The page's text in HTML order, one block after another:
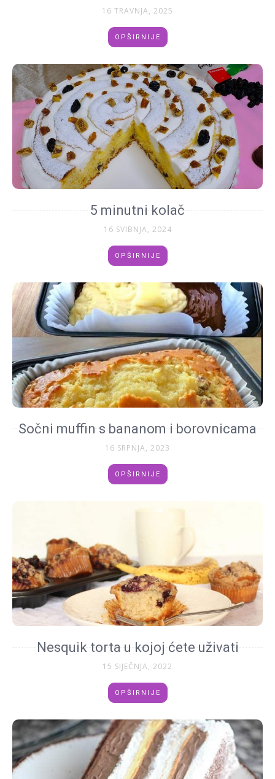
16 TRAVNJA, 2025
OPŠIRNIJE
5 minutni kolač
16 SVIBNJA, 2024
OPŠIRNIJE
Sočni muffin s bananom i borovnicama
16 SRPNJA, 2023
OPŠIRNIJE
Nesquik torta u kojoj ćete uživati
15 SIJEČNJA, 2022
OPŠIRNIJE